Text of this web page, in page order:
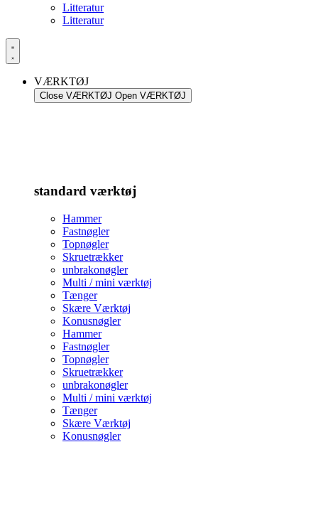
Litteratur
Litteratur
VÆRKTØJ
Close VÆRKTØJ Open VÆRKTØJ
standard værktøj
Hammer
Fastnøgler
Topnøgler
Skruetrækker
unbrakonøgler
Multi / mini værktøj
Tænger
Skære Værktøj
Konusnøgler
Hammer
Fastnøgler
Topnøgler
Skruetrækker
unbrakonøgler
Multi / mini værktøj
Tænger
Skære Værktøj
Konusnøgler